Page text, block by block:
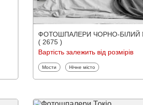
ФОТОШПАЛЕРИ ЧОРНО-БІЛИЙ
( 2675 )
Вартість залежить від розмірів
Фотошпалери
Мости Фотошпалери
Нічне місто